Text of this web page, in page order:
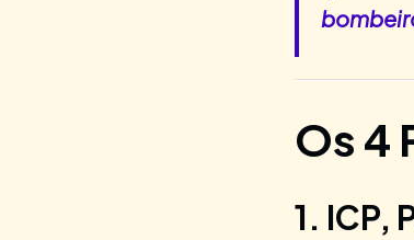
Os 4
1.